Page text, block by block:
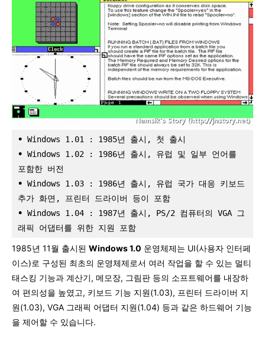
• Windows 1.01 : 1985년 출시, 첫 출시
• Windows 1.02 : 1986년 출시, 유럽 및 일부 언어를
포함한 버전
• Windows 1.03 : 1986년 출시, 유럽 국가 대응 키보드
추가 화면, 프린터 드라이버 등이 포함
• Windows 1.04 : 1987년 출시, PS/2 컴퓨터의 VGA 그
래픽 어댑터를 위한 지원 포함
1985년 11월 출시된 Windows 1.0 운영체제는 UI(사용자 인터페
이스)로 구성된 최초의 운영체제로서 여러 작업을 할 수 있는 멀티
태스킹 기능과 계산기, 메모장, 그림판 등의 소프트웨어를 내장하
여 편의성을 높였고, 키보드 기능 지원(1.03), 프린터 드라이버 지
원(1.03), VGA 그래픽 어댑터 지원(1.04) 등과 같은 하드웨어 기능
을 제어할 수 있습니다.